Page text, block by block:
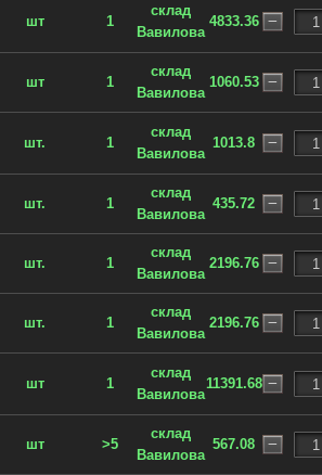
шт 1
склад
Вавилова
4833.36
шт 1
склад
Вавилова
1060.53
шт. 1
склад
Вавилова
1013.8
шт. 1
склад
Вавилова
435.72
шт. 1
склад
Вавилова
2196.76
шт. 1
склад
Вавилова
2196.76
шт 1
склад
Вавилова
11391.68
шт >5
склад
Вавилова
567.08